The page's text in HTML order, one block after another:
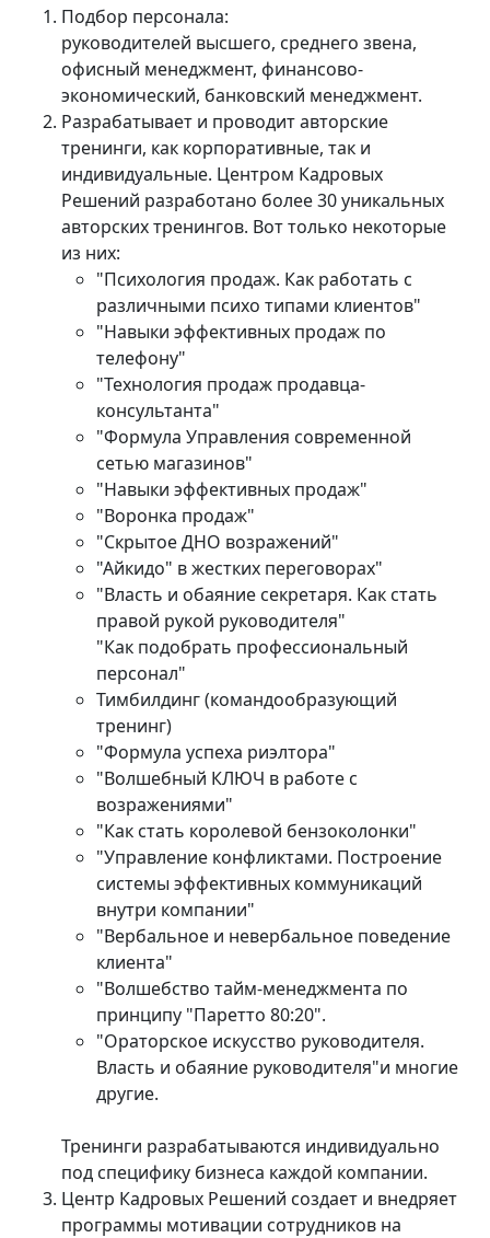
Подбор персонала:
руководителей высшего, среднего звена,
офисный менеджмент, финансово-
экономический, банковский менеджмент.
Разрабатывает и проводит авторские
тренинги, как корпоративные, так и
индивидуальные. Центром Кадровых
Решений разработано более 30 уникальных
авторских тренингов. Вот только некоторые
из них:
"Психология продаж. Как работать с
различными психо типами клиентов"
"Навыки эффективных продаж по
телефону"
"Технология продаж продавца-
консультанта"
"Формула Управления современной
сетью магазинов"
"Навыки эффективных продаж"
"Воронка продаж"
"Скрытое ДНО возражений"
"Айкидо" в жестких переговорах"
"Власть и обаяние секретаря. Как стать
правой рукой руководителя"
"Как подобрать профессиональный
персонал"
Тимбилдинг (командообразующий
тренинг)
"Формула успеха риэлтора"
"Волшебный КЛЮЧ в работе с
возражениями"
"Как стать королевой бензоколонки"
"Управление конфликтами. Построение
системы эффективных коммуникаций
внутри компании"
"Вербальное и невербальное поведение
клиента"
"Волшебство тайм-менеджмента по
принципу "Паретто 80:20".
"Ораторское искусство руководителя.
Власть и обаяние руководителя"и многие
другие.
Тренинги разрабатываются индивидуально
под специфику бизнеса каждой компании.
Центр Кадровых Решений создает и внедряет
программы мотивации сотрудников на